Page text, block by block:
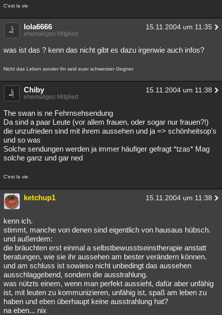
C'est la vie
lola6666 15.11.2004 um 11:35
ehemaliges Mitglied
was ist das ? kenn das nicht gibt es dazu irgenwie auch infos?
Nicht das Leben sonder Ihr seid euer schwerster Gegner
Chiby 15.11.2004 um 11:38
ehemaliges Mitglied
The swan is ne Fehrnsehsendung
Da sind a paar Leute (vor allem frauen, oder sogar nur frauen?!)
die unzufrieden sind mit ihrem aussehen und ja => schönheitsop's
und so was
Solche sendungen werden ja immer häufiger gefragt *tzas* Mag
solche ganz und gar ned
C'est la vie
ketchup1 15.11.2004 um 11:38
kenn ich.
stimmt, manche von denen sind eigentlich von hausaus hübsch.
und außerdem:
die bräuchten erst einmal a selbstbewusstseinstherapie anstatt
beratungen, wie sie ihr aussehen am bester verändern können.
und am schluss ist sowieso nicht unbedingt das aussehen
ausschlaggebend, sondern die ausstrahlung.
was nützts einem, wenn man perfekt aussieht, dafür aber unfähig
ist, mit leuten zu kommunizieren, unfähig ist, spaß am leben zu
haben und eben überhaupt keine ausstrahlung hat?
na eben... nix